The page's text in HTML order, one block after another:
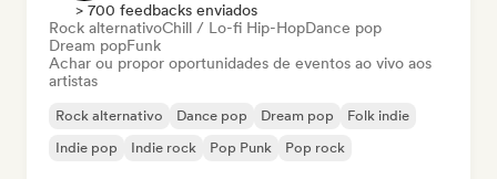
> 700 feedbacks enviados
Rock alternativoChill / Lo-fi Hip-HopDance pop
Dream popFunk
Achar ou propor oportunidades de eventos ao vivo aos
artistas
Rock alternativo Dance pop Dream pop
Folk indie
Indie pop
Indie rock Pop Punk Pop rock